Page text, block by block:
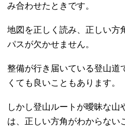
み合わせたときです。
地図を正しく読み、正しい方
パスが欠かせません。
整備が行き届いている登山道
くても良いこともあります。
しかし登山ルートが曖昧な山
は、正しい方角がわからない